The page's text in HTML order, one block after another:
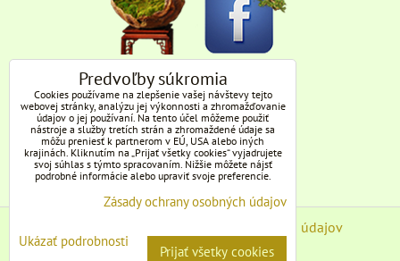
Zásady ochrany osobných údajov
Predvoľby súkromia
Cookies používame na zlepšenie vašej návštevy tejto
webovej stránky, analýzu jej výkonnosti a zhromažďovanie
údajov o jej používaní. Na tento účel môžeme použiť
nástroje a služby tretích strán a zhromaždené údaje sa
môžu preniesť k partnerom v EÚ, USA alebo iných
krajinách. Kliknutím na „Prijať všetky cookies“ vyjadrujete
svoj súhlas s týmto spracovaním. Nižšie môžete nájsť
podrobné informácie alebo upraviť svoje preferencie.
Zásady ochrany osobných údajov
Ukázať podrobnosti
Prijať všetky cookies